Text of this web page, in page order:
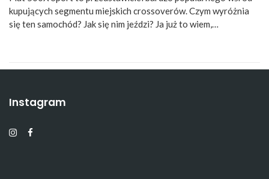
kupujących segmentu miejskich crossoverów. Czym wyróżnia
się ten samochód? Jak się nim jeździ? Ja już to wiem,…
Instagram